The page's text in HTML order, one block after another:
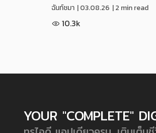
ฉันท์ชมา |03.08.26 | 2 min read
10.3k
YOUR "COMPLETE"